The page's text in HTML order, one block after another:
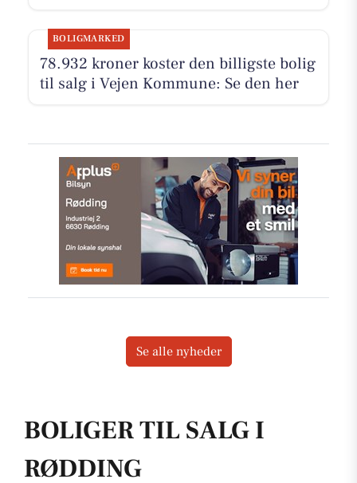
BOLIGMARKED
78.932 kroner koster den billigste bolig
til salg i Vejen Kommune: Se den her
Se alle nyheder
BOLIGER TIL SALG I
RØDDING